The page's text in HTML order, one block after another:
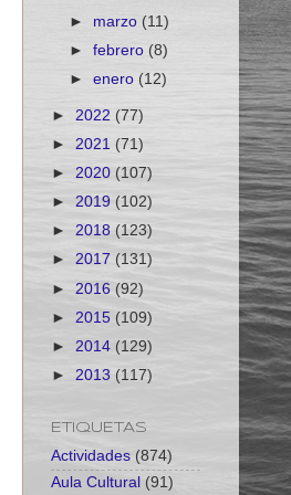
► marzo(11)
►febrero (8)
►enero (12)
► 2022 (77)
► 2021 (71)
► 2020 (107)
► 2019 (102)
► 2018 (123)
► 2017 (131)
► 2016 (92)
► 2015 (109)
► 2014 (129)
► 2013 (117)
ETIQUETAS
Actividades (874)
Aula Cultural (91)